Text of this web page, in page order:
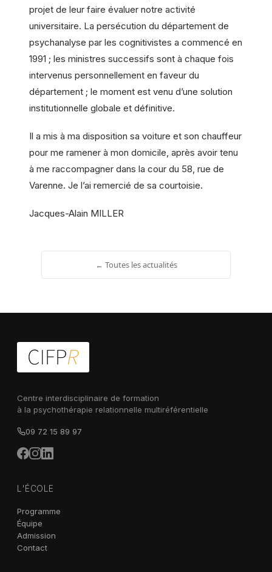
projet de leur faire évaluer notre activité
universitaire. La persécution du département de
psychanalyse par les cognitivistes a commencé en
1991 ; les ministres successifs sont à chaque fois
intervenus personnellement en faveur du
département ; le moment est venu d’une solution
institutionnelle globale et définitive.
Il a mis à ma disposition sa voiture et son chauffeur
pour me ramener à mon domicile, après avoir tenu
à me raccompagner dans la cour du 58, rue de
Varenne. Je l’ai remercié de sa courtoisie.
Jacques-Alain MILLER
← Toutes les actualités
Centre interdisciplinaire de formation
à la psychothérapie relationnelle multiréférentielle
09 72 15 89 97
L'ÉCOLE
Programme
Équipe
Admission
Contact